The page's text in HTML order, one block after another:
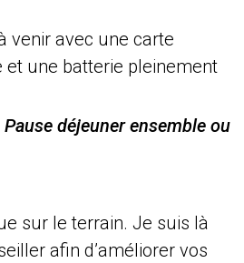
venir avec une carte
et une batterie pleinement
Pause déjeuner ensemble ou
sur le terrain. Je suis là
afin d’améliorer vos